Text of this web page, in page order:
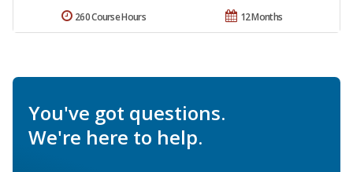
12 Months
260 Course Hours
You've got questions.
We're here to help.